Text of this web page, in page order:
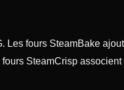
fours SteamBake
SteamCrisp